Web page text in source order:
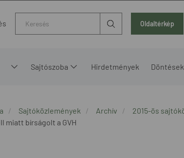
Oldaltérkép
Sajtószoba Hirdetmények Döntések
Sajtóközlemények Archív
2015-ös
miatt bírságolt a GVH